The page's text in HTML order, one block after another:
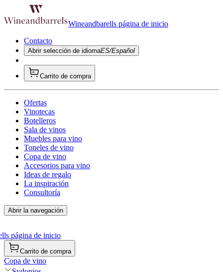
Wineandbarells página de inicio
Contacto
Abrir selección de idiomaES/Español
Carrito de compra
Ofertas
Vinotecas
Botelleros
Sala de vinos
Muebles para vino
Toneles de vino
Copa de vino
Accesorios para vino
Ideas de regalo
La inspiración
Consultoría
Abrir la navegación
página de inicio
Carrito de compra
Copa de vino